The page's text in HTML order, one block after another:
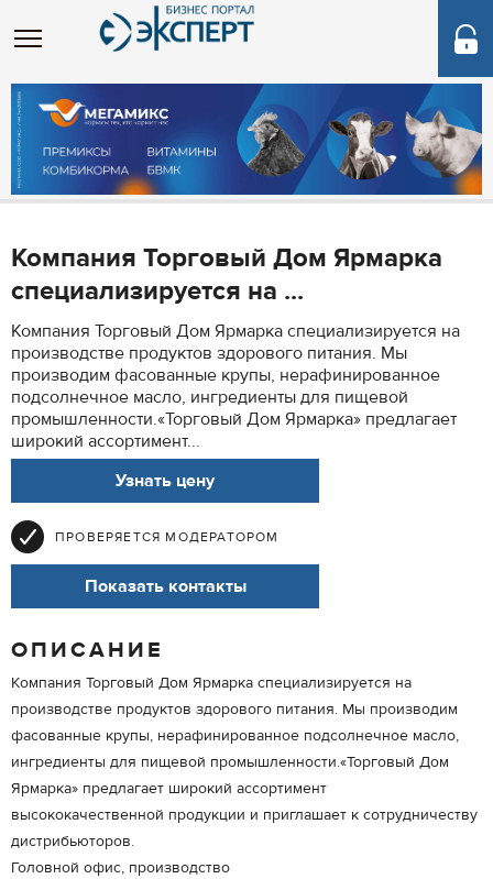
Компания Торговый Дом Ярмарка
специализируется на ...
Компания Торговый Дом Ярмарка специализируется на
производстве продуктов здорового питания. Мы
производим фасованные крупы, нерафинированное
подсолнечное масло, ингредиенты для пищевой
промышленности.«Торговый Дом Ярмарка» предлагает
широкий ассортимент...
Узнать цену
ПРОВЕРЯЕТСЯ МОДЕРАТОРОМ
Показать контакты
ОПИСАНИЕ
Компания Торговый Дом Ярмарка специализируется на
производстве продуктов здорового питания. Мы производим
фасованные крупы, нерафинированное подсолнечное масло,
ингредиенты для пищевой промышленности.«Торговый Дом
Ярмарка» предлагает широкий ассортимент
высококачественной продукции и приглашает к сотрудничеству
дистрибьюторов.
Головной офис, производство